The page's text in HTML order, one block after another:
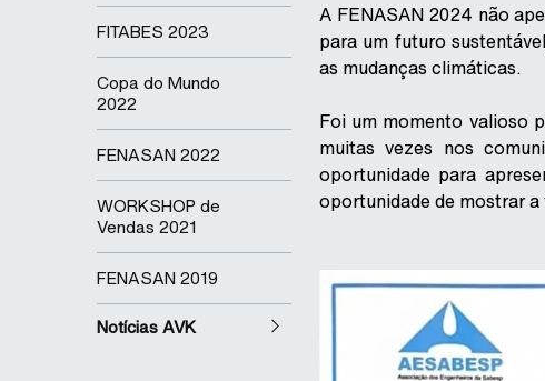
FITABES 2023
Copa do Mundo
2022
FENASAN 2022
WORKSHOP de
Vendas 2021
FENASAN 2019
Notícias AVK
A FENASAN 2024 não
para um futuro
as mudanças climáticas.
Foi um momento valioso
muitas vezes nos
oportunidade para
oportunidade de mostrar